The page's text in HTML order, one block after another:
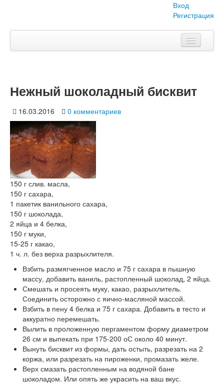
Вход
Регистрация
Объявления
Наши проекты
Абитуриент
Вопросы-ответы
О нас
Нежный шоколадный бисквит
16.03.2016 0 комментариев
150 г слив. масла,
150 г сахара,
1 пакетик ванильного сахара,
150 г шоколада,
2 яйца и 4 белка,
150 г муки,
15-25 г какао,
1 ч. л. без верха разрыхлителя.
Взбить размягченное масло и 75 г сахара в пышную
массу, добавить ваниль, растопленный шоколад, 2 яйца.
Смешать и просеять муку, какао, разрыхлитель.
Соединить осторожно с яично-масляной массой.
Взбить в пену 4 белка и 75 г сахара. Добавить в тесто и
аккуратно перемешать.
Вылить в проложенную пергаментом форму диаметром
26 см и выпекать при 175-200 оС около 40 минут.
Вынуть бисквит из формы, дать остыть, разрезать на 2
коржа, или разрезать на пироженки, промазать желе.
Верх смазать растопленным на водяной бане
шоколадом. Или опять же украсить на ваш вкус.